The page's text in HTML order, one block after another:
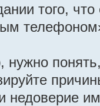
того,
нужно
недоверие